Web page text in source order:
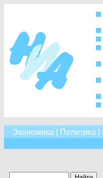
Экономика Политика